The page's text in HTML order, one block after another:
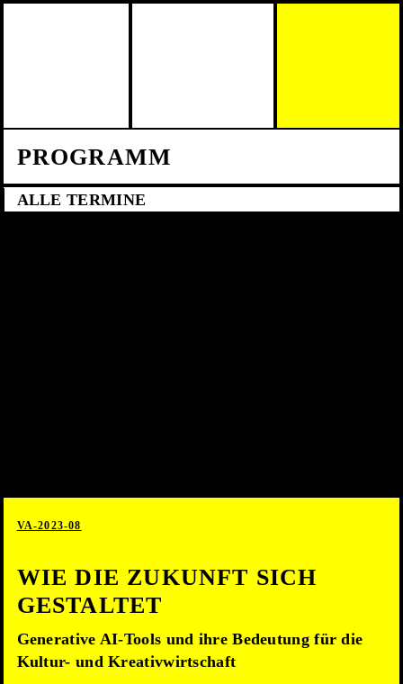
PROGRAMM
ALLE TERMINE
VA-2023-08
WIE DIE ZUKUNFT SICH
GESTALTET
Generative AI-Tools und ihre Bedeutung für die
Kultur- und Kreativwirtschaft